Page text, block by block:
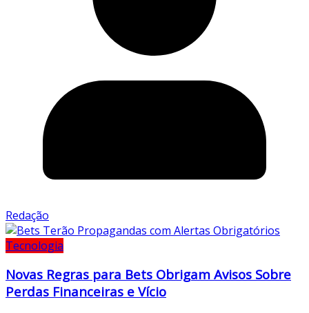
Redação
Tecnologia
Novas Regras para Bets Obrigam Avisos Sobre
Perdas Financeiras e Vício